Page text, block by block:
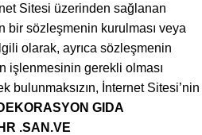
Sitesi üzerinden sağlanan
bir sözleşmenin kurulması veya
olarak, ayrıca sözleşmenin
işlenmesinin gerekli olması
bulunmaksızın, İnternet Sitesi’nin
GIDA
.SAN.VE